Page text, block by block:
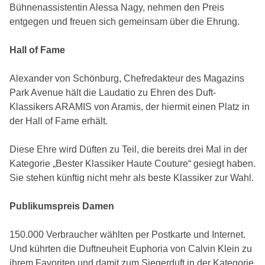
Bühnenassistentin Alessa Nagy, nehmen den Preis
entgegen und freuen sich gemeinsam über die Ehrung.
Hall of Fame
Alexander von Schönburg, Chefredakteur des Magazins
Park Avenue hält die Laudatio zu Ehren des Duft-
Klassikers ARAMIS von Aramis, der hiermit einen Platz in
der Hall of Fame erhält.
Diese Ehre wird Düften zu Teil, die bereits drei Mal in der
Kategorie „Bester Klassiker Haute Couture“ gesiegt haben.
Sie stehen künftig nicht mehr als beste Klassiker zur Wahl.
Publikumspreis Damen
150.000 Verbraucher wählten per Postkarte und Internet.
Und kührten die Duftneuheit Euphoria von Calvin Klein zu